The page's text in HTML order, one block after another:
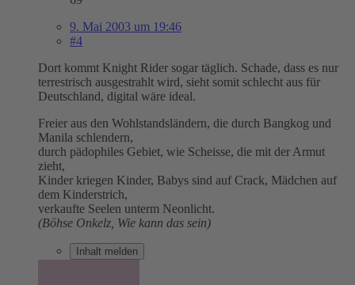
9. Mai 2003 um 19:46
#4
Dort kommt Knight Rider sogar täglich. Schade, dass es nur
terrestrisch ausgestrahlt wird, sieht somit schlecht aus für
Deutschland, digital wäre ideal.
Freier aus den Wohlstandsländern, die durch Bangkog und
Manila schlendern,
durch pädophiles Gebiet, wie Scheisse, die mit der Armut
zieht,
Kinder kriegen Kinder, Babys sind auf Crack, Mädchen auf
dem Kinderstrich,
verkaufte Seelen unterm Neonlicht.
(Böhse Onkelz, Wie kann das sein)
Inhalt melden